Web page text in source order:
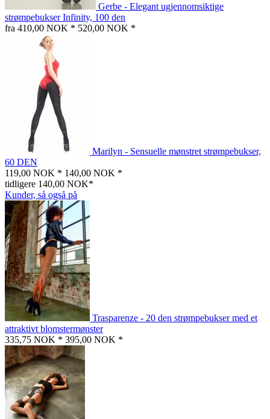
Gerbe - Elegant ugjennomsiktige
strømpebukser Infinity, 100 den
fra 410,00 NOK * 520,00 NOK *
Marilyn - Sensuelle mønstret strømpebukser,
60 DEN
119,00 NOK * 140,00 NOK *
tidligere 140,00 NOK*
Kunder, så også på
Trasparenze - 20 den strømpebukser med et
attraktivt blomstermønster
335,75 NOK * 395,00 NOK *